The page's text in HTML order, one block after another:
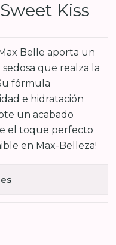
Kiss
Belle aporta un
que realza la
fórmula
e hidratación
un acabado
el toque perfecto
en Max-Belleza!